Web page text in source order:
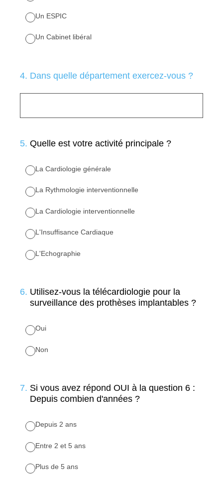
Un ESPIC
Un Cabinet libéral
4. Dans quelle département exercez-vous ?
5. Quelle est votre activité principale ?
La Cardiologie générale
La Rythmologie interventionnelle
La Cardiologie interventionnelle
L'Insuffisance Cardiaque
L'Echographie
6. Utilisez-vous la télécardiologie pour la
surveillance des prothèses implantables ?
Oui
Non
7. Si vous avez répond OUI à la question 6 :
Depuis combien d'années ?
Depuis 2 ans
Entre 2 et 5 ans
Plus de 5 ans